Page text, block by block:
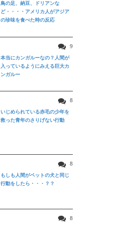
鳥の足、納豆、ドリアンな
ど・・・・アメリカ人がアジア
の珍味を食べた時の反応
9
本当にカンガルーなの？人間が
入っているようにみえる巨大カ
ンガルー
8
いじめられている赤毛の少年を
救った青年のさりげない行動
8
もしも人間がペットの犬と同じ
行動をしたら・・・？？
8